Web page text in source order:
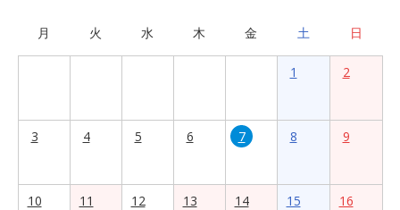
月 火 水 木 金 土 日
1 2
3 4 5 6 7 8 9
10
11
12
13
14
15
16